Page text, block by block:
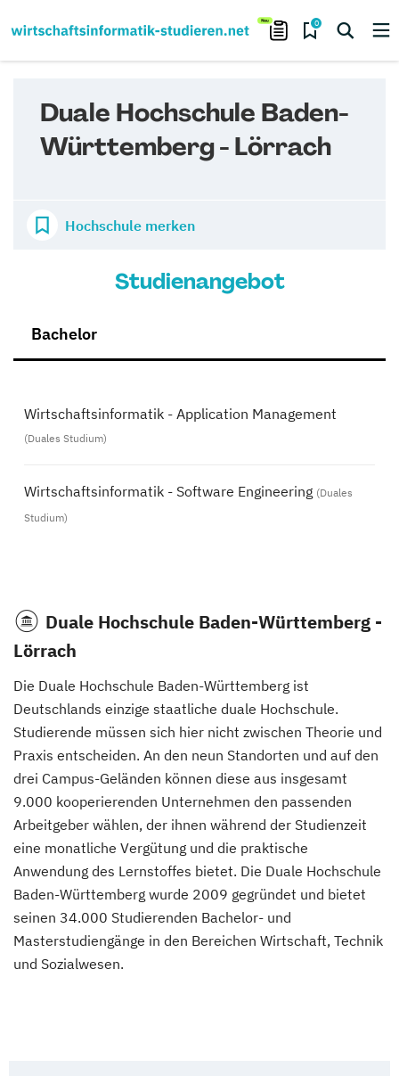
0
Duale Hochschule Baden-
Württemberg - Lörrach
Hochschule merken
Studienangebot
Bachelor
Wirtschaftsinformatik - Application Management
(Duales Studium)
Wirtschaftsinformatik - Software Engineering (Duales
Studium)
Duale Hochschule Baden-Württemberg -
Lörrach
Die Duale Hochschule Baden-Württemberg ist
Deutschlands einzige staatliche duale Hochschule.
Studierende müssen sich hier nicht zwischen Theorie und
Praxis entscheiden. An den neun Standorten und auf den
drei Campus-Geländen können diese aus insgesamt
9.000 kooperierenden Unternehmen den passenden
Arbeitgeber wählen, der ihnen während der Studienzeit
eine monatliche Vergütung und die praktische
Anwendung des Lernstoffes bietet. Die Duale Hochschule
Baden-Württemberg wurde 2009 gegründet und bietet
seinen 34.000 Studierenden Bachelor- und
Masterstudiengänge in den Bereichen Wirtschaft, Technik
und Sozialwesen.